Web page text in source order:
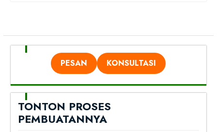
PESAN KONSULTASI
TONTON PROSES
PEMBUATANNYA